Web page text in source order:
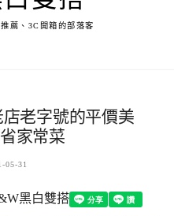
薦、3C開箱的部落客
老字號的平價美
家常菜
05-31
黑白雙搭